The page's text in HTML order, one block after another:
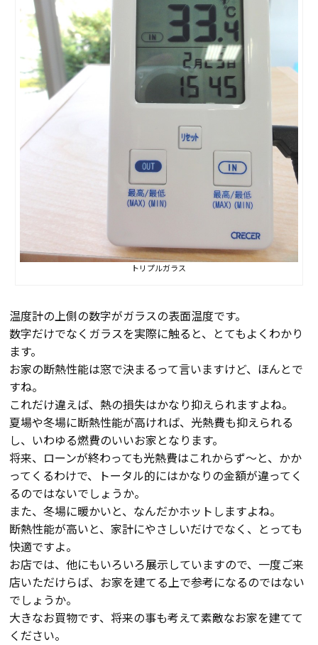
トリプルガラス
温度計の上側の数字がガラスの表面温度です。
数字だけでなくガラスを実際に触ると、とてもよくわかり
ます。
お家の断熱性能は窓で決まるって言いますけど、ほんとで
すね。
これだけ違えば、熱の損失はかなり抑えられますよね。
夏場や冬場に断熱性能が高ければ、光熱費も抑えられる
し、いわゆる燃費のいいお家となります。
将来、ローンが終わっても光熱費はこれからず～と、かか
ってくるわけで、トータル的にはかなりの金額が違ってく
るのではないでしょうか。
また、冬場に暖かいと、なんだかホットしますよね。
断熱性能が高いと、家計にやさしいだけでなく、とっても
快適ですよ。
お店では、他にもいろいろ展示していますので、一度ご来
店いただけらば、お家を建てる上で参考になるのではない
でしょうか。
大きなお買物です、将来の事も考えて素敵なお家を建てて
ください。